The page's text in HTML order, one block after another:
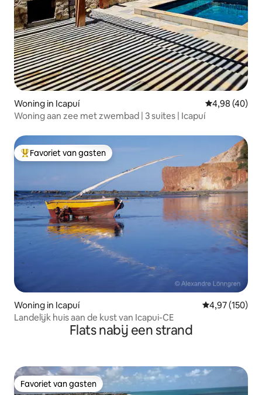
Woning in Icapuí Gemiddelde
4,98 (40)
Woning aan zee met zwembad | 3 suites | Icapuí
Topfavoriet van gasten
Favoriet van gasten
Woning in Icapuí Gemiddelde
4,97 (150)
Landelijk huis aan de kust van Icapui-CE
Flats nabij een strand
Favoriet van gasten
Favoriet van gasten